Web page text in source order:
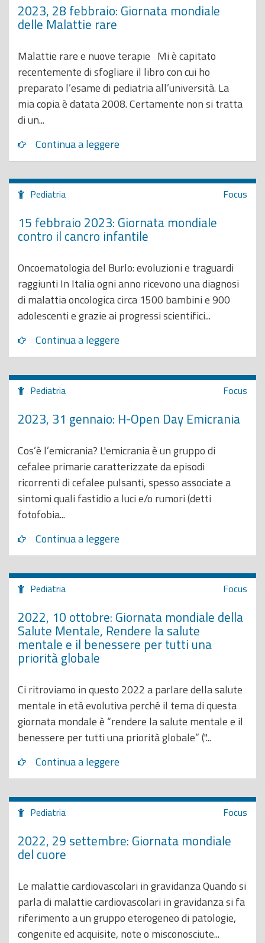
2023, 28 febbraio: Giornata mondiale
delle Malattie rare
Malattie rare e nuove terapie Mi è capitato
recentemente di sfogliare il libro con cui ho
preparato l’esame di pediatria all’università. La
mia copia è datata 2008. Certamente non si tratta
di un...
Continua a leggere
Pediatria Focus
15 febbraio 2023: Giornata mondiale
contro il cancro infantile
Oncoematologia del Burlo: evoluzioni e traguardi
raggiunti In Italia ogni anno ricevono una diagnosi
di malattia oncologica circa 1500 bambini e 900
adolescenti e grazie ai progressi scientifici...
Continua a leggere
Pediatria Focus
2023, 31 gennaio: H-Open Day Emicrania
Cos’è l’emicrania? L'emicrania è un gruppo di
cefalee primarie caratterizzate da episodi
ricorrenti di cefalee pulsanti, spesso associate a
sintomi quali fastidio a luci e/o rumori (detti
fotofobia...
Continua a leggere
Pediatria Focus
2022, 10 ottobre: Giornata mondiale della
Salute Mentale, Rendere la salute
mentale e il benessere per tutti una
priorità globale
Ci ritroviamo in questo 2022 a parlare della salute
mentale in età evolutiva perché il tema di questa
giornata mondale è “rendere la salute mentale e il
benessere per tutti una priorità globale” ("...
Continua a leggere
Pediatria Focus
2022, 29 settembre: Giornata mondiale
del cuore
Le malattie cardiovascolari in gravidanza Quando si
parla di malattie cardiovascolari in gravidanza si fa
riferimento a un gruppo eterogeneo di patologie,
congenite ed acquisite, note o misconosciute...